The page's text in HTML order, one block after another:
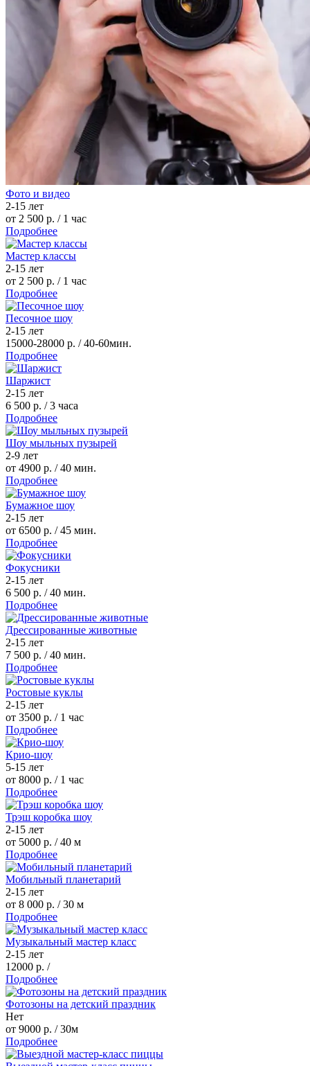
Фото и видео
2-15 лет
от 2 500 р. / 1 час
Подробнее
Мастер классы
2-15 лет
от 2 500 р. / 1 час
Подробнее
Песочное шоу
2-15 лет
15000-28000 р. / 40-60мин.
Подробнее
Шаржист
2-15 лет
6 500 р. / 3 часа
Подробнее
Шоу мыльных пузырей
2-9 лет
от 4900 р. / 40 мин.
Подробнее
Бумажное шоу
2-15 лет
от 6500 р. / 45 мин.
Подробнее
Фокусники
2-15 лет
6 500 р. / 40 мин.
Подробнее
Дрессированные животные
2-15 лет
7 500 р. / 40 мин.
Подробнее
Ростовые куклы
2-15 лет
от 3500 р. / 1 час
Подробнее
Крио-шоу
5-15 лет
от 8000 р. / 1 час
Подробнее
Трэш коробка шоу
2-15 лет
от 5000 р. / 40 м
Подробнее
Мобильный планетарий
2-15 лет
от 8 000 р. / 30 м
Подробнее
Музыкальный мастер класс
2-15 лет
12000 р. /
Подробнее
Фотозоны на детский праздник
Нет
от 9000 р. / 30м
Подробнее